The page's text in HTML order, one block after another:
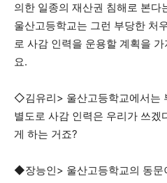
의한 일종의 재산권 침해로 본다
울산고등학교는 그런 부당한 처
로 사감 인력을 운용할 계획을
요.
◇김유리> 울산고등학교에서는
별도로 사감 인력은 우리가 쓰겠
게 하는 거죠?
◆장능인> 울산고등학교의 동문